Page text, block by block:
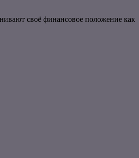
своё финансовое положение как